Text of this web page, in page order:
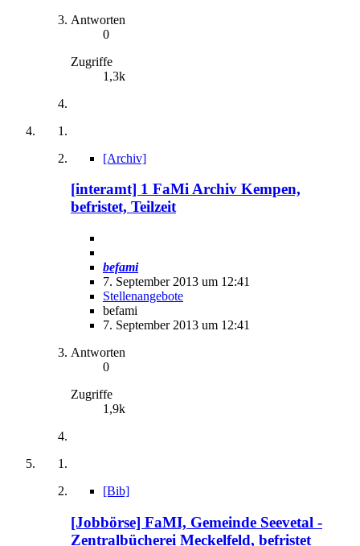
Antworten
0
Zugriffe
1,3k
[Archiv]
[interamt] 1 FaMi Archiv Kempen,
befristet, Teilzeit
befami
7. September 2013 um 12:41
Stellenangebote
befami
7. September 2013 um 12:41
Antworten
0
Zugriffe
1,9k
[Bib]
[Jobbörse] FaMI, Gemeinde Seevetal -
Zentralbücherei Meckelfeld, befristet